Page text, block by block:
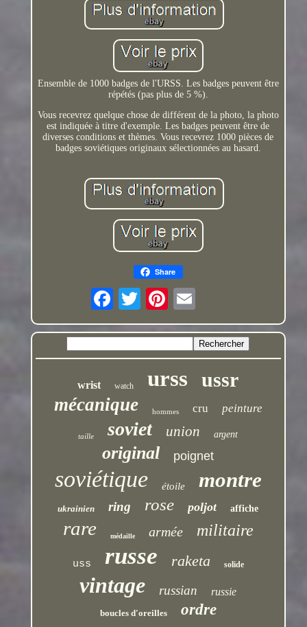
Ensemble de 1000 badges de l'URSS. Les badges peuvent être
répétés (pas plus de 5 %).
Vous recevrez quelque chose de différent de la photo, la photo
est indiquée à titre d'exemple. Les badges peuvent être de
diverses conditions et thèmes. Vous recevrez 1000 pièces de
badges soviétiques originaux sélectionnées au hasard.
Share
wrist watch urss ussr
mécanique hommes cru peinture
taille soviet union argent
original poignet
soviétique étoile montre
ukrainien ring rose poljot affiche
rare médaille armée militaire
uss russe raketa solide
vintage russian russie
boucles d'oreilles ordre